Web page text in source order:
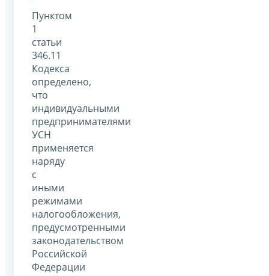
Пунктом
1
статьи
346.11
Кодекса
определено,
что
индивидуальными
предпринимателями
УСН
применяется
наряду
с
иными
режимами
налогообложения,
предусмотренными
законодательством
Российской
Федерации